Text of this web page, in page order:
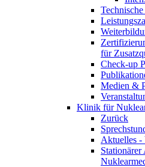
für
Check-up
Medien &
Klinik für
Zurück
Aktuelles -